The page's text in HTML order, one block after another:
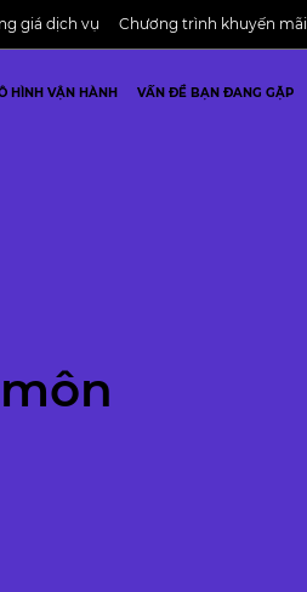
giá dịch vụ Chương trình khuyến mãi
HÌNH VẬN HÀNH VẤN ĐỀ BẠN ĐANG GẶP